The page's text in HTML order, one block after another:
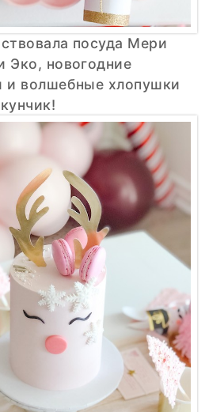
посуда Мери
Эко, новогодние
и волшебные хлопушки